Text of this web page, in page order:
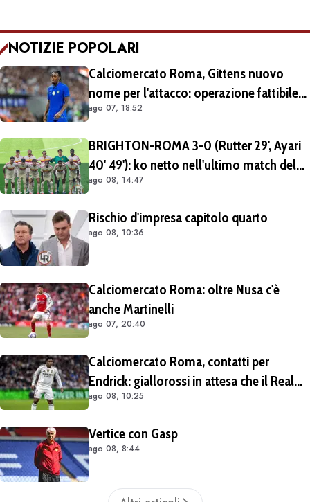
NOTIZIE POPOLARI
Calciomercato Roma, Gittens nuovo
nome per l'attacco: operazione fattibile
solo in prestito
ago 07, 18:52
BRIGHTON-ROMA 3-0 (Rutter 29', Ayari
40' 49'): ko netto nell'ultimo match del
tour britannico (FOTO e VIDEO)
ago 08, 14:47
Rischio d'impresa capitolo quarto
ago 08, 10:36
Calciomercato Roma: oltre Nusa c'è
anche Martinelli
ago 07, 20:40
Calciomercato Roma, contatti per
Endrick: giallorossi in attesa che il Real
Madrid apra al prestito
ago 08, 10:25
Vertice con Gasp
ago 08, 8:44